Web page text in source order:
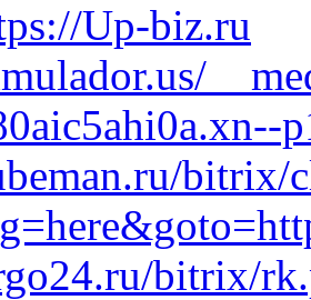
Up-biz.ru
bitrix/
bitrix/